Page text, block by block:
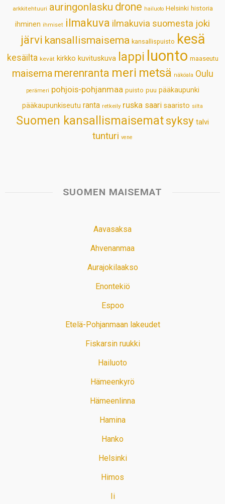
p
k
n
s
t
arkkitehtuuri auringonlasku drone hailuoto Helsinki historia
ihminen ihmiset ilmakuva ilmakuvia suomesta joki
järvi kansallismaisema kansallispuisto kesä
kesäilta kevät kirkko kuvituskuva lappi luonto maaseutu
maisema merenranta meri metsä näköala Oulu
perämeri pohjois-pohjanmaa puisto puu pääkaupunki
pääkaupunkiseutu ranta retkeily ruska saari saaristo silta
Suomen kansallismaisematsyksy talvi
tunturi vene
SUOMEN MAISEMAT
Aavasaksa
Ahvenanmaa
Aurajokilaakso
Enontekiö
Espoo
Etelä-Pohjanmaan lakeudet
Fiskarsin ruukki
Hailuoto
Hämeenkyrö
Hämeenlinna
Hamina
Hanko
Helsinki
Himos
Ii